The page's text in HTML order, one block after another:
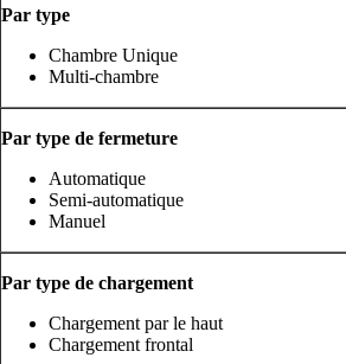
Par type
Chambre Unique
Multi-chambre
Par type de fermeture
Automatique
Semi-automatique
Manuel
Par type de chargement
Chargement par le haut
Chargement frontal